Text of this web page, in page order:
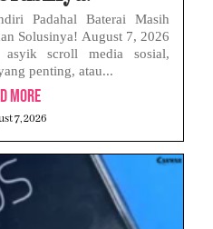
Padahal Baterai Masih
Solusinya! August 7, 2026
asyik scroll media sosial,
penting, atau...
More
7, 2026